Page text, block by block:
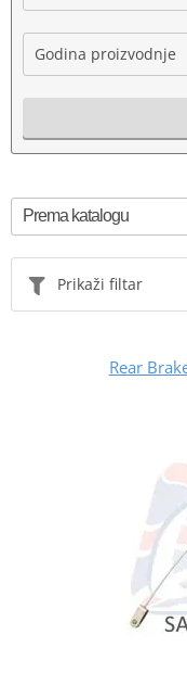
Godina proizvodnje
Prikaži filtar
Rear